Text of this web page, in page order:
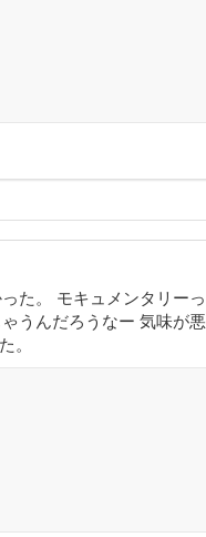
た。 モキュメンタリーっ
うんだろうなー 気味が悪
。